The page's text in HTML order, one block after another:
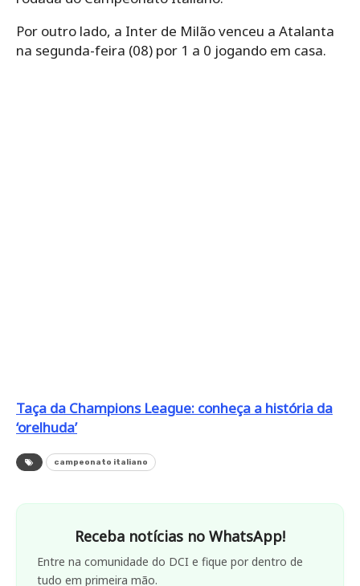
Por outro lado, a Inter de Milão venceu a Atalanta
na segunda-feira (08) por 1 a 0 jogando em casa.
Taça da Champions League: conheça a história da
‘orelhuda’
campeonato italiano
Receba notícias no WhatsApp!
Entre na comunidade do DCI e fique por dentro de
tudo em primeira mão.